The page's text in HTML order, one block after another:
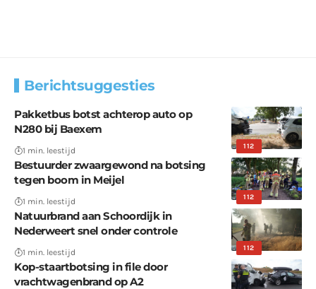
Berichtsuggesties
112
Pakketbus botst achterop auto op
N280 bij Baexem
1 min. leestijd
112
Bestuurder zwaargewond na botsing
tegen boom in Meijel
1 min. leestijd
112
Natuurbrand aan Schoordijk in
Nederweert snel onder controle
1 min. leestijd
Kop-staartbotsing in file door
vrachtwagenbrand op A2